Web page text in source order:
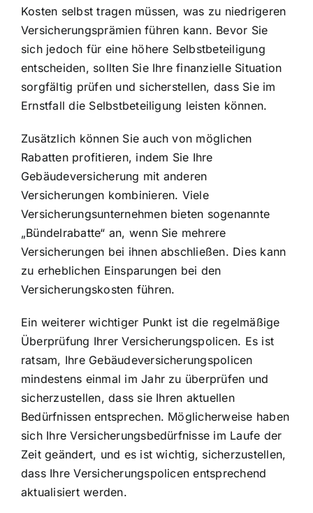
Kosten selbst tragen müssen, was zu niedrigeren
Versicherungsprämien führen kann. Bevor Sie
sich jedoch für eine höhere Selbstbeteiligung
entscheiden, sollten Sie Ihre finanzielle Situation
sorgfältig prüfen und sicherstellen, dass Sie im
Ernstfall die Selbstbeteiligung leisten können.
Zusätzlich können Sie auch von möglichen
Rabatten profitieren, indem Sie Ihre
Gebäudeversicherung mit anderen
Versicherungen kombinieren. Viele
Versicherungsunternehmen bieten sogenannte
„Bündelrabatte“ an, wenn Sie mehrere
Versicherungen bei ihnen abschließen. Dies kann
zu erheblichen Einsparungen bei den
Versicherungskosten führen.
Ein weiterer wichtiger Punkt ist die regelmäßige
Überprüfung Ihrer Versicherungspolicen. Es ist
ratsam, Ihre Gebäudeversicherungspolicen
mindestens einmal im Jahr zu überprüfen und
sicherzustellen, dass sie Ihren aktuellen
Bedürfnissen entsprechen. Möglicherweise haben
sich Ihre Versicherungsbedürfnisse im Laufe der
Zeit geändert, und es ist wichtig, sicherzustellen,
dass Ihre Versicherungspolicen entsprechend
aktualisiert werden.